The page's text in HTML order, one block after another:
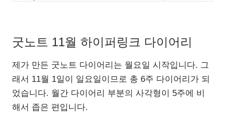
굿노트 11월 하이퍼링크 다이어리
제가 만든 굿노트 다이어리는 월요일 시작입니다. 그
래서 11월 1일이 일요일이므로 총 6주 다이어리가 되
었습니다. 월간 다이어리 부분의 사각형이 5주에 비
해서 좁은 편입니다.